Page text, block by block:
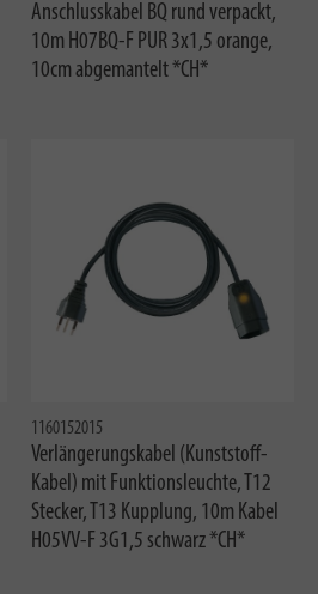
Anschlusskabel BQ rund verpackt,
10m H07BQ-F PUR 3x1,5 orange,
10cm abgemantelt *CH*
1160152015
Verlängerungskabel (Kunststoff-
Kabel) mit Funktionsleuchte, T12
Stecker, T13 Kupplung, 10m Kabel
H05VV-F 3G1,5 schwarz *CH*